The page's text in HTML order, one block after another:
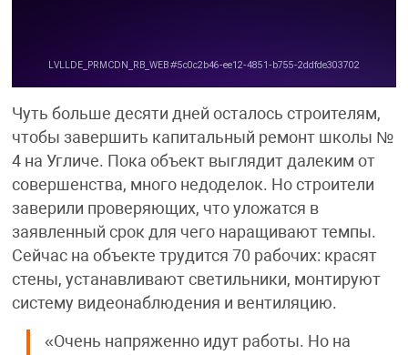
Чуть больше десяти дней осталось строителям,
чтобы завершить капитальный ремонт школы №
4 на Угличе. Пока объект выглядит далеким от
совершенства, много недоделок. Но строители
заверили проверяющих, что уложатся в
заявленный срок для чего наращивают темпы.
Сейчас на объекте трудится 70 рабочих: красят
стены, устанавливают светильники, монтируют
систему видеонаблюдения и вентиляцию.
«Очень напряженно идут работы. Но на